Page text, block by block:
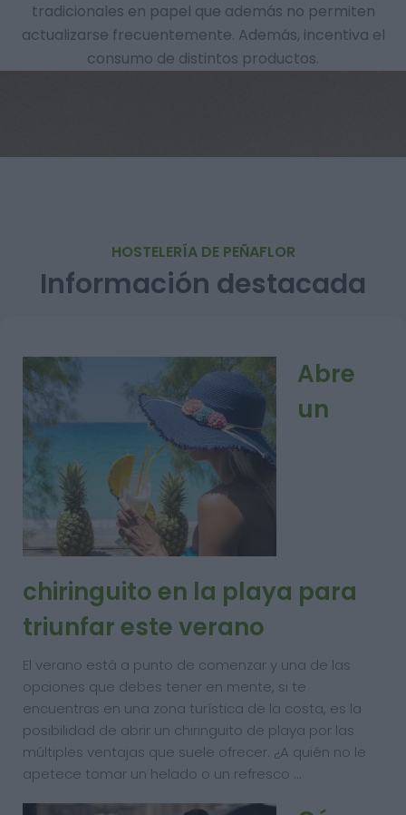
tradicionales en papel que además no permiten
actualizarse frecuentemente. Además, incentiva el
consumo de distintos productos.
HOSTELERÍA DE PEÑAFLOR
Información destacada
Abre
un
chiringuito en la playa para
triunfar este verano
El verano está a punto de comenzar y una de las
opciones que debes tener en mente, si te
encuentras en una zona turística de la costa, es la
posibilidad de abrir un chiringuito de playa por las
múltiples ventajas que suele ofrecer. ¿A quién no le
apetece tomar un helado o un refresco …